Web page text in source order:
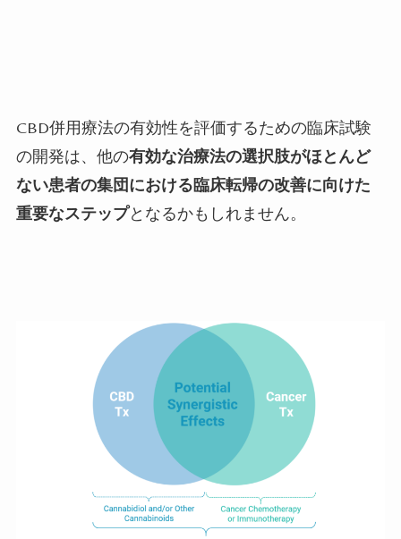
CBD併用療法の有効性を評価するための臨床試験
の開発は、他の有効な治療法の選択肢がほとんど
ない患者の集団における臨床転帰の改善に向けた
重要なステップとなるかもしれません。